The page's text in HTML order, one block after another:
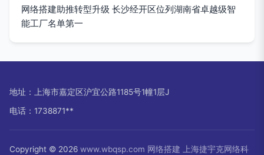
网络搭建助推转型升级 长沙经开区位列湖南省卓越级智
能工厂名单第一
地址：上海市嘉定区沪宜公路1185号1幢1层J
电话：1738871**
Copyright © 2026 www.wbqsp.com 网络搭建 上海捷宇克网络科